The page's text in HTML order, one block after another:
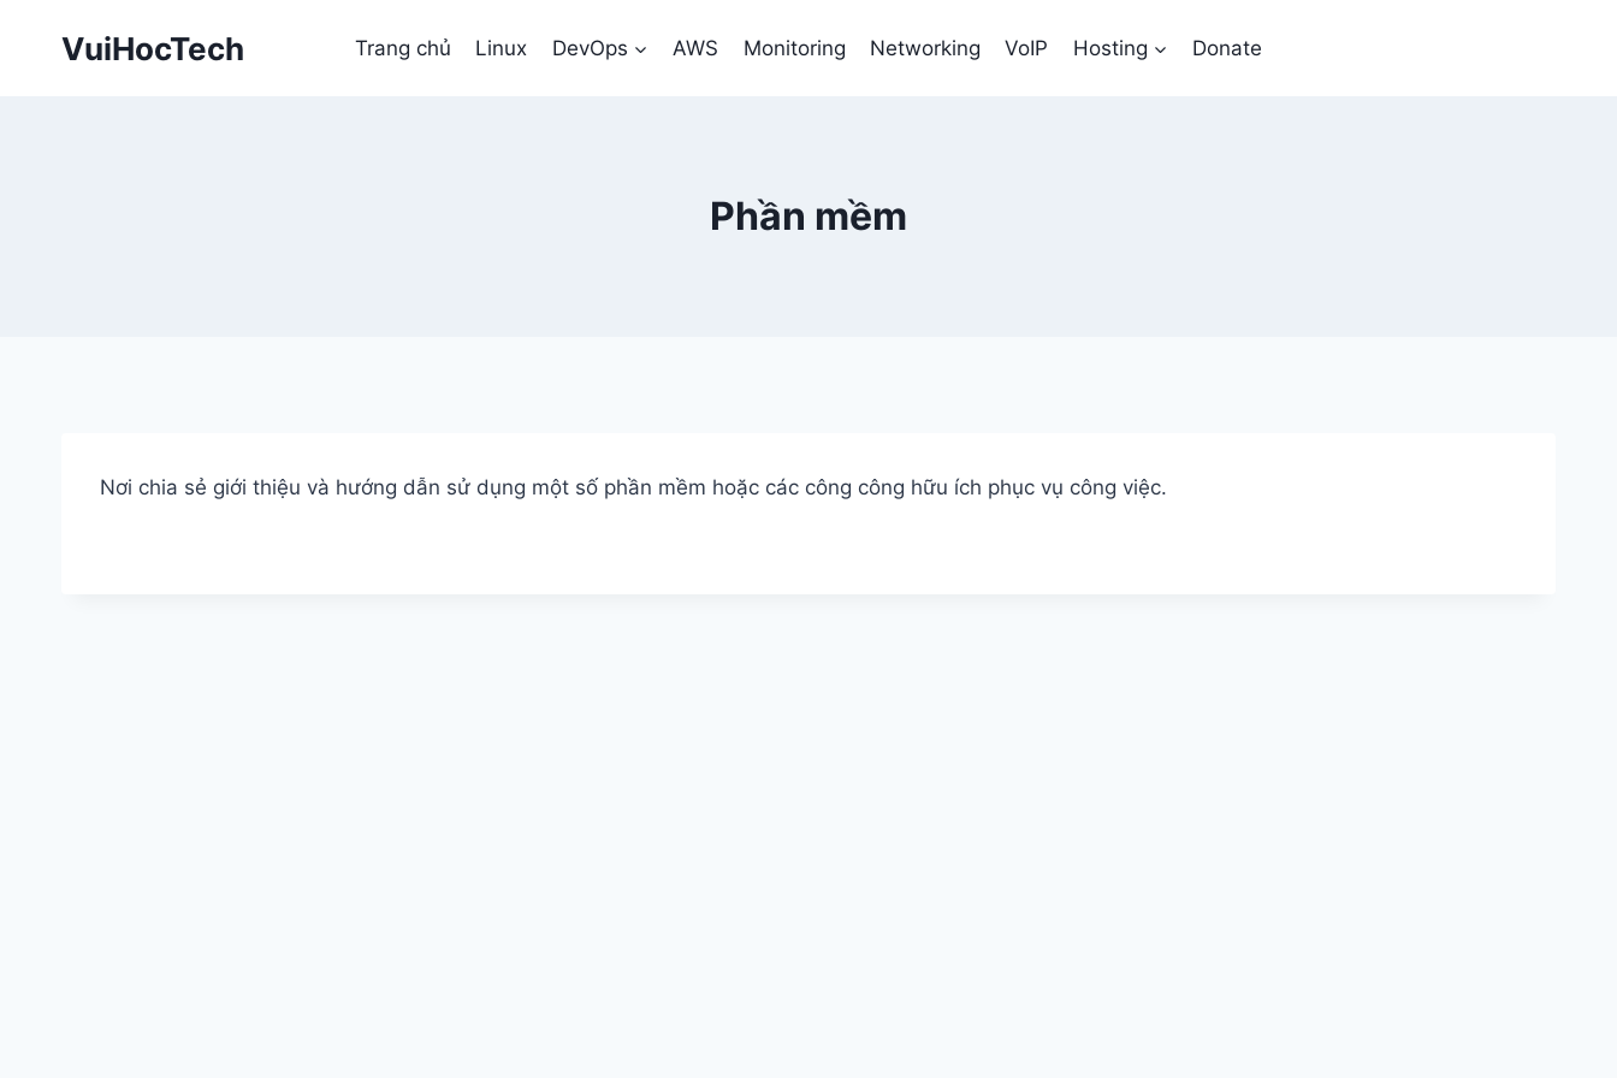
VuiHocTech Trang chủ Linux DevOps AWS Monitoring Networking VoIP Hosting Donate
Phần mềm
Nơi chia sẻ giới thiệu và hướng dẫn sử dụng một số phần mềm hoặc các công công hữu ích phục vụ công việc.